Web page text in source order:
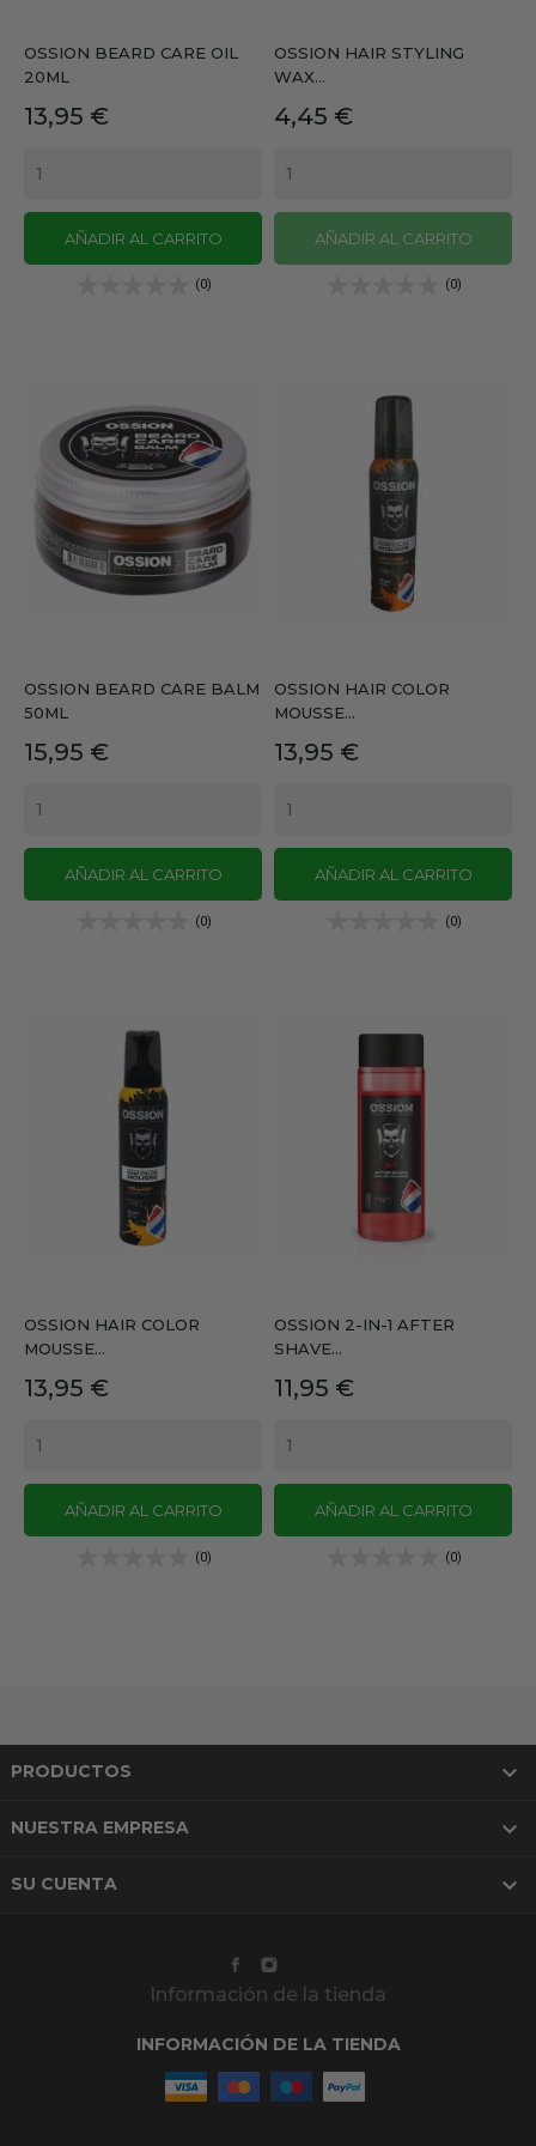
OSSION BEARD CARE OIL
20ML
Precio
13,95 €
AÑADIR AL CARRITO
(0)
OSSION HAIR STYLING
WAX...
Precio
4,45 €
AÑADIR AL CARRITO
(0)
OSSION BEARD CARE BALM
50ML
Precio
15,95 €
AÑADIR AL CARRITO
(0)
OSSION HAIR COLOR
MOUSSE...
Precio
13,95 €
AÑADIR AL CARRITO
(0)
OSSION HAIR COLOR
MOUSSE...
Precio
13,95 €
AÑADIR AL CARRITO
(0)
OSSION 2-IN-1 AFTER
SHAVE...
Precio
11,95 €
AÑADIR AL CARRITO
(0)
PRODUCTOS 
NUESTRA EMPRESA 
SU CUENTA 
Información de la tienda
INFORMACIÓN DE LA TIENDA